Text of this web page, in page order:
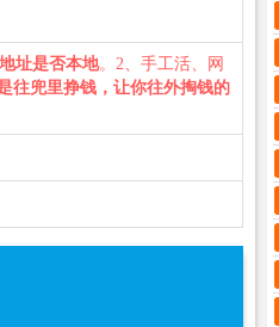
址是否本地。2、手工活、网
往兜里挣钱，让你往外掏钱的